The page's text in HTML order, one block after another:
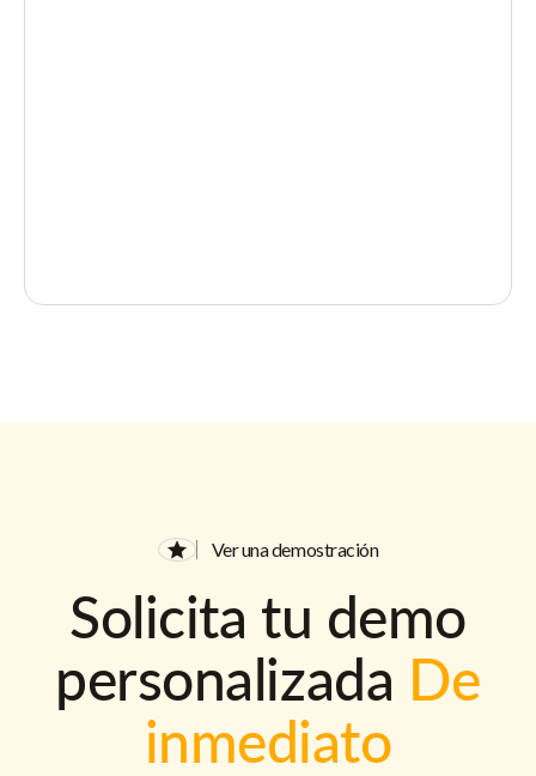
Ver una demostración
Solicita tu demo
personalizada De
inmediato